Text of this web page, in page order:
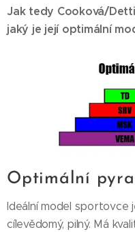
Jak tedy Cooková/
jaký je její optimální
Optimální
Ideální model sportovce
cílevědomý, pilný. Má